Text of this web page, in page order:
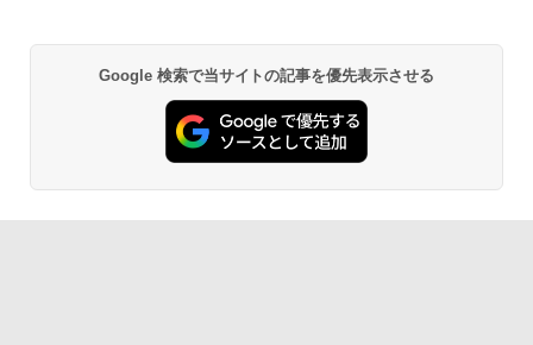
Google 検索で当サイトの記事を優先表示させる